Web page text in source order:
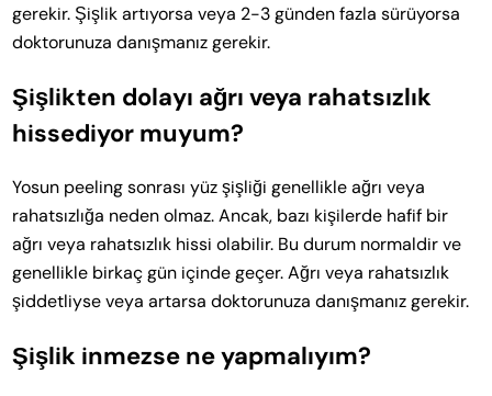
gerekir. Şişlik artıyorsa veya 2-3 günden fazla sürüyorsa
doktorunuza danışmanız gerekir.
Şişlikten dolayı ağrı veya rahatsızlık
hissediyor muyum?
Yosun peeling sonrası yüz şişliği genellikle ağrı veya
rahatsızlığa neden olmaz. Ancak, bazı kişilerde hafif bir
ağrı veya rahatsızlık hissi olabilir. Bu durum normaldir ve
genellikle birkaç gün içinde geçer. Ağrı veya rahatsızlık
şiddetliyse veya artarsa doktorunuza danışmanız gerekir.
Şişlik inmezse ne yapmalıyım?